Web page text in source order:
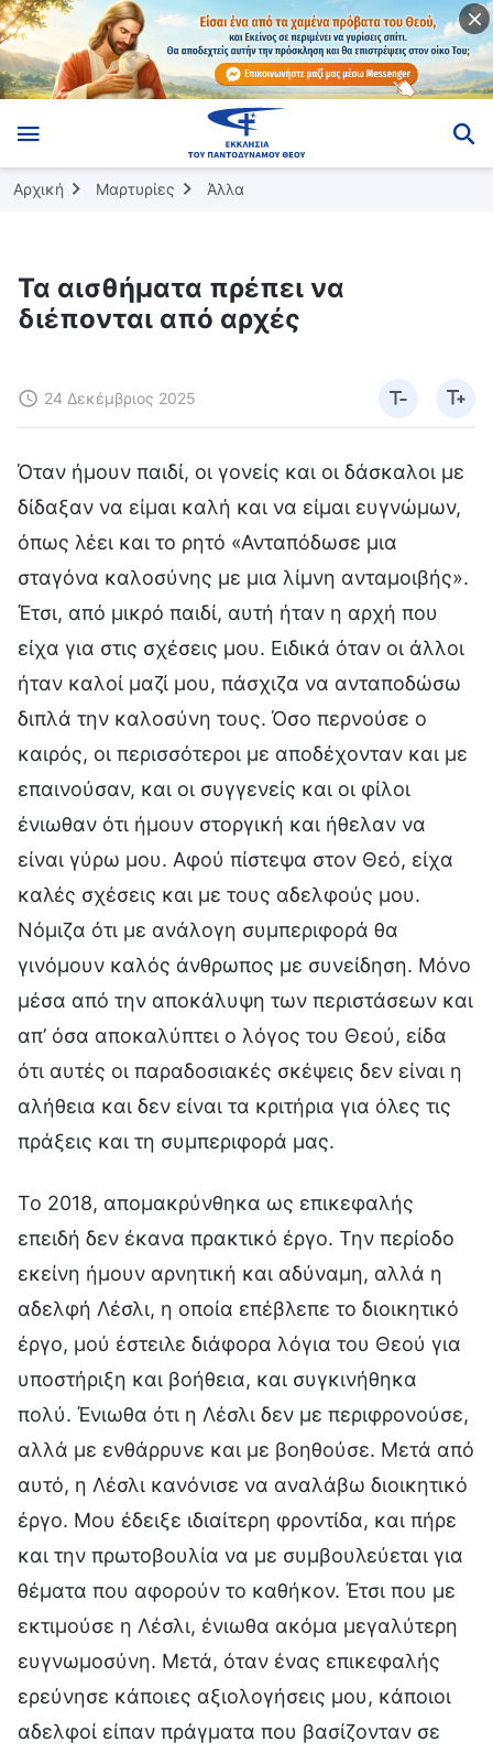
Αρχική Μαρτυρίες Άλλα
Τα αισθήματα πρέπει να
διέπονται από αρχές
24 Δεκέμβριος 2025
Όταν ήμουν παιδί, οι γονείς και οι δάσκαλοι με
δίδαξαν να είμαι καλή και να είμαι ευγνώμων,
όπως λέει και το ρητό «Ανταπόδωσε μια
σταγόνα καλοσύνης με μια λίμνη ανταμοιβής».
Έτσι, από μικρό παιδί, αυτή ήταν η αρχή που
είχα για στις σχέσεις μου. Ειδικά όταν οι άλλοι
ήταν καλοί μαζί μου, πάσχιζα να ανταποδώσω
διπλά την καλοσύνη τους. Όσο περνούσε ο
καιρός, οι περισσότεροι με αποδέχονταν και με
επαινούσαν, και οι συγγενείς και οι φίλοι
ένιωθαν ότι ήμουν στοργική και ήθελαν να
είναι γύρω μου. Αφού πίστεψα στον Θεό, είχα
καλές σχέσεις και με τους αδελφούς μου.
Νόμιζα ότι με ανάλογη συμπεριφορά θα
γινόμουν καλός άνθρωπος με συνείδηση. Μόνο
μέσα από την αποκάλυψη των περιστάσεων και
απ’ όσα αποκαλύπτει ο λόγος του Θεού, είδα
ότι αυτές οι παραδοσιακές σκέψεις δεν είναι η
αλήθεια και δεν είναι τα κριτήρια για όλες τις
πράξεις και τη συμπεριφορά μας.
Το 2018, απομακρύνθηκα ως επικεφαλής
επειδή δεν έκανα πρακτικό έργο. Την περίοδο
εκείνη ήμουν αρνητική και αδύναμη, αλλά η
αδελφή Λέσλι, η οποία επέβλεπε το διοικητικό
έργο, μού έστειλε διάφορα λόγια του Θεού για
υποστήριξη και βοήθεια, και συγκινήθηκα
πολύ. Ένιωθα ότι η Λέσλι δεν με περιφρονούσε,
αλλά με ενθάρρυνε και με βοηθούσε. Μετά από
αυτό, η Λέσλι κανόνισε να αναλάβω διοικητικό
έργο. Μου έδειξε ιδιαίτερη φροντίδα, και πήρε
και την πρωτοβουλία να με συμβουλεύεται για
θέματα που αφορούν το καθήκον. Έτσι που με
εκτιμούσε η Λέσλι, ένιωθα ακόμα μεγαλύτερη
ευγνωμοσύνη. Μετά, όταν ένας επικεφαλής
ερεύνησε κάποιες αξιολογήσεις μου, κάποιοι
αδελφοί είπαν πράγματα που βασίζονταν σε